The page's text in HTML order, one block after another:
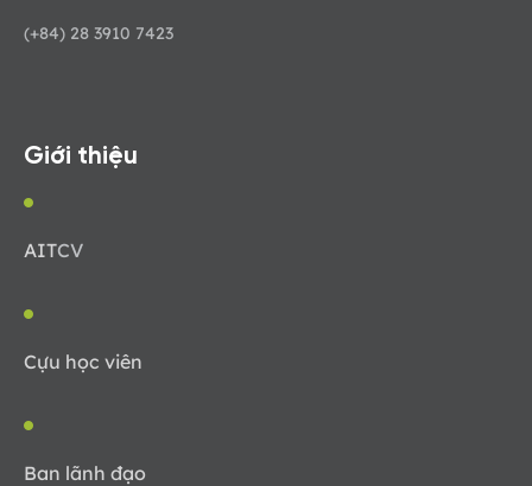
(+84) 28 3910 7423
Giới thiệu
AITCV
Cựu học viên
Ban lãnh đạo